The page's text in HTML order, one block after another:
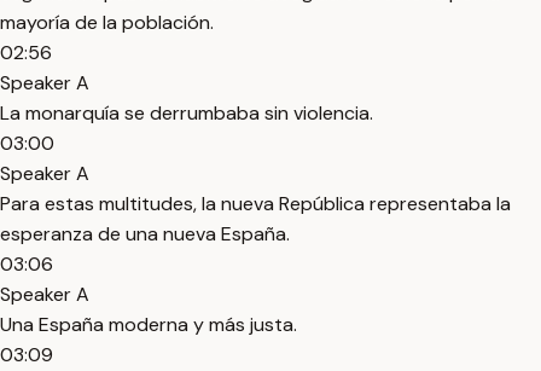
mayoría de la población.
02:56
Speaker A
La monarquía se derrumbaba sin violencia.
03:00
Speaker A
Para estas multitudes, la nueva República representaba la
esperanza de una nueva España.
03:06
Speaker A
Una España moderna y más justa.
03:09